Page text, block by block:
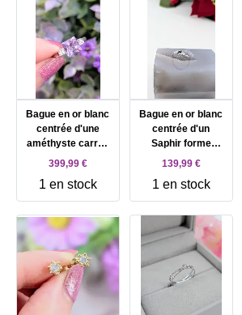
Bague en or blanc
centrée d'une
améthyste carrée
épaulée de 2 petits
Millième (18 CT)
3,02g
399,99 €
1 en stock
Bague en or blanc
centrée d'un
Saphir forme
navette épaulé de
Or 750 Millième (18
CT) 1,07g
139,99 €
1 en stock